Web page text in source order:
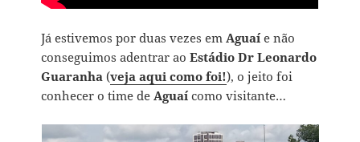
Já estivemos por duas vezes em Aguaí e não
conseguimos adentrar aoEstádio Dr Leonardo
Guaranha (veja aqui como foi!), o jeito foi
conhecer o time de Aguaí como visitante…